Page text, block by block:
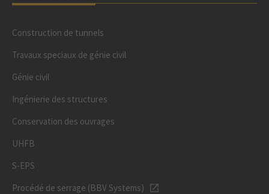
Construction de tunnels
Travaux speciaux de génie civil
Génie civil
Ingénierie des structures
Conservation des ouvrages
UHFB
S-EPS
Procédé de serrage (BBV Systems)